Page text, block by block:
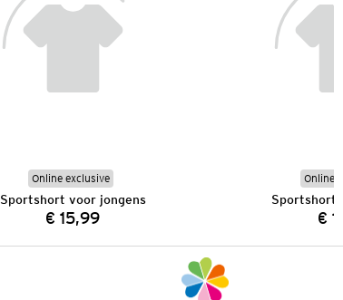
Online exclusive
Sportshort voor jongens
Prijs:
€ 15,99
Online
Sportshort
€